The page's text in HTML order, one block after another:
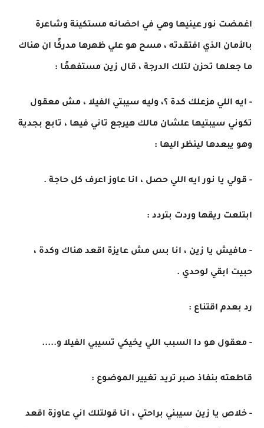
اغمضت نور عينيها وهي في احضانه مستكينة وشاعرة
بالأمان الذي افتقدته ، مسح هو علي ظهرها مدركًا ان هناك
ما جعلها تحزن لتلك الدرجة ، قال زين مستفهمًا :
- ايه اللي مزعلك كدة ؟، وليه سيبتي الفيلا ، مش معقول
تكوني سيبتيها علشان مالك هيرجع تاني فيها ، تابع بجدية
وهو يبعدها لينظر اليها :
- قولي يا نور ايه اللي حصل ، انا عاوز اعرف كل حاجة .
ابتلعت ريقها وردت بتردد :
- مافيش يا زين ، انا بس مش عايزة اقعد هناك وكدة ،
حبيت ابقي لوحدي .
رد بعدم اقتناع :
- معقول هو دا السبب اللي يخيكي تسيبي الفيلا و.....
قاطعته بنفاذ صبر تريد تغيير الموضوع :
- خلاص يا زين سيبني براحتي ، انا قولتلك اني عاوزة اقعد